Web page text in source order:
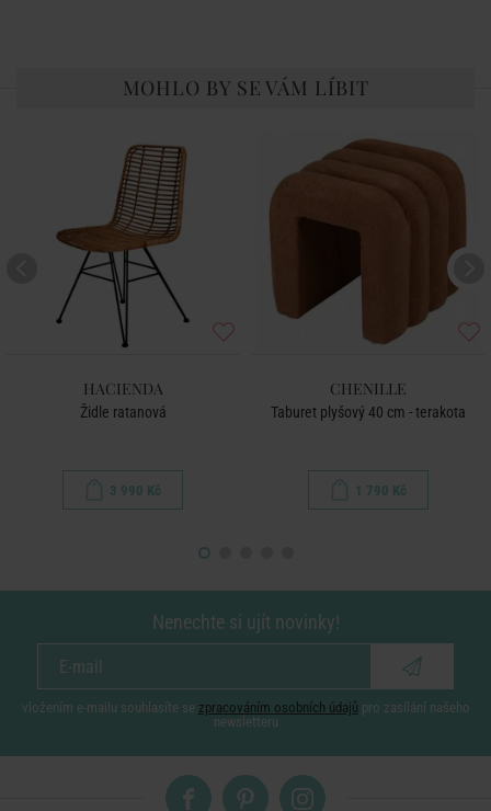
MOHLO BY SE VÁM LÍBIT
HACIENDA
Židle ratanová
3 990 Kč
CHENILLE
Taburet plyšový 40 cm - terakota
1 790 Kč
Nenechte si ujít novinky!
vložením e-mailu souhlasíte se zpracováním osobních údajů pro zasílání našeho
newsletteru